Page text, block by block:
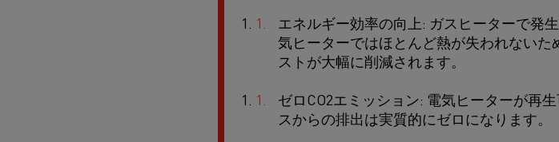
エネルギー効率の向上: ガスヒーターで発
気ヒーターではほとんど熱が失われない
ストが大幅に削減されます。
ゼロCO2エミッション: 電気ヒーターが再
スからの排出は実質的にゼロになります。